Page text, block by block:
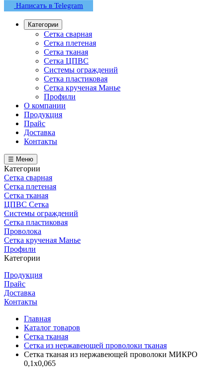
Написать в Telegram
Категории
Сетка сварная
Сетка плетеная
Сетка тканая
Сетка ЦПВС
Системы ограждений
Сетка пластиковая
Сетка крученая Манье
Профили
О компании
Продукция
Прайс
Доставка
Контакты
☰ Меню
Категории
Сетка сварная
Сетка плетеная
Сетка тканая
ЦПВС Сетка
Системы ограждений
Сетка пластиковая
Проволока
Сетка крученая Манье
Профили
Категории
Продукция
Прайс
Доставка
Контакты
Главная
Каталог товаров
Сетка тканая
Сетка из нержавеющей проволоки тканая
Сетка тканая из нержавеющей проволоки МИКРО
0,1х0,065